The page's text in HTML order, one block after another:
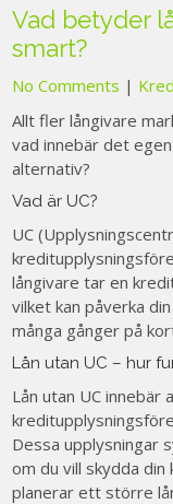
Vad betyder
smart?
No Comments |
Allt fler långivare
vad innebär det
alternativ?
Vad är UC?
UC
långivare tar en
vilket kan påverka
många gånger på
Lån utan UC – hur
Lån utan UC innebär
Dessa upplysningar
om du vill skydda
planerar ett större